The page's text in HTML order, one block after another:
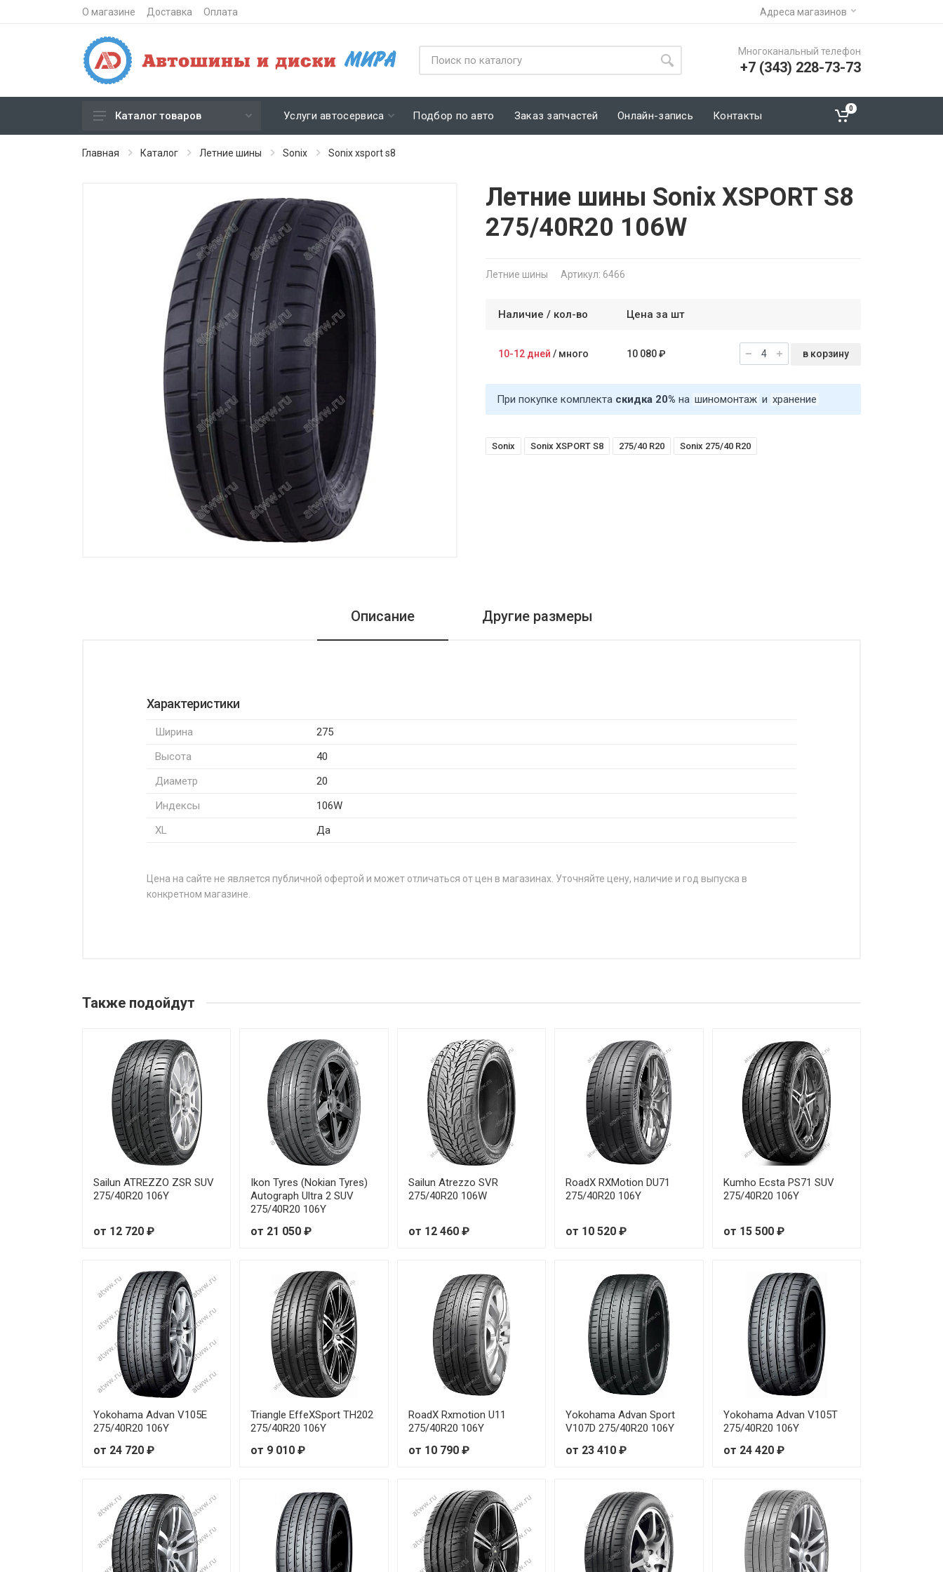
О магазине Доставка Оплата Адреса магазинов
Многоканальный телефон
+7 (343) 228-73-73
Зимние шипованные шины
Штампованные диски
Каталог товаров Услуги автосервиса Подбор по авто Заказ запчастей Онлайн-запись Контакты
0
Главная Каталог Летние шины Sonix Sonix xsport s8
Летние шины Sonix XSPORT S8
275/40R20 106W
Летние шины Артикул: 6466
Наличие / кол-во Цена за шт
10-12 дней / много 10 080 ₽ в корзину
При покупке комплекта скидка 20% на шиномонтаж и хранение
Sonix Sonix XSPORT S8 275/40 R20 Sonix 275/40 R20
Описание Другие размеры
Характеристики
Ширина
275
Высота
40
Диаметр
20
Индексы
106W
XL
Да
Цена на сайте не является публичной офертой и может отличаться от цен в магазинах. Уточняйте цену, наличие и год выпуска в
конкретном магазине.
Sonix XSPORT S8 195/45R17 85W
Sonix XSPORT S8 195/50R15 82V от 5 260 ₽
Sonix XSPORT S8 195/50R16 88V от 5 460 ₽
Sonix XSPORT S8 195/55R15 85V от 5 480 ₽
Sonix XSPORT S8 195/55R16 91V от 5 580 ₽
Sonix XSPORT S8 205/40R17 84W от 5 730 ₽
Sonix XSPORT S8 205/45R16 87W
Sonix XSPORT S8 205/50R16 91W от 6 100 ₽
Sonix XSPORT S8 215/40R18 89W от 6 750 ₽
Sonix XSPORT S8 215/45R16 90W от 6 130 ₽
Sonix XSPORT S8 215/45R18 93W от 6 780 ₽
Sonix XSPORT S8 215/50R17 95W от 6 830 ₽
Sonix XSPORT S8 215/55R18 99W от 7 460 ₽
Sonix XSPORT S8 225/35R18 87Y от 6 700 ₽
Также подойдут
Sailun ATREZZO ZSR SUV
275/40R20 106Y
от 12 720 ₽
Ikon Tyres (Nokian Tyres)
Autograph Ultra 2 SUV
275/40R20 106Y
от 21 050 ₽
Sailun Atrezzo SVR
275/40R20 106W
от 12 460 ₽
RoadX RXMotion DU71
275/40R20 106Y
от 10 520 ₽
Kumho Ecsta PS71 SUV
275/40R20 106Y
от 15 500 ₽
Yokohama Advan V105E
275/40R20 106Y
от 24 720 ₽
Triangle EffeXSport TH202
275/40R20 106Y
от 9 010 ₽
RoadX Rxmotion U11
275/40R20 106Y
от 10 790 ₽
Yokohama Advan Sport
V107D 275/40R20 106Y
от 23 410 ₽
Yokohama Advan V105T
275/40R20 106Y
от 24 420 ₽